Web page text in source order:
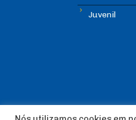
Juvenil